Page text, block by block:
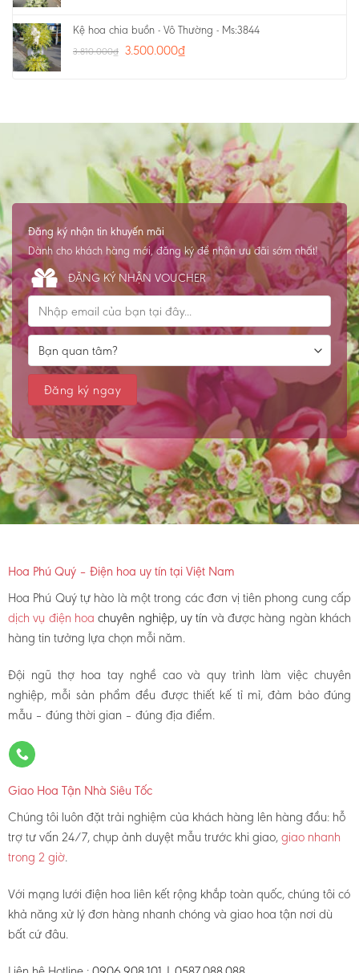
Kệ hoa chia buồn - Vô Thường - Ms:3844
3.810.000₫ 3.500.000₫
Đăng ký nhận tin khuyến mãi
Dành cho khách hàng mới, đăng ký để nhận ưu đãi sớm nhất!
ĐĂNG KÝ NHẬN VOUCHER
Hoa Phú Quý – Điện hoa uy tín tại Việt Nam
Hoa Phú Quý tự hào là một trong các đơn vị tiên phong cung cấp
dịch vụ điện hoachuyên nghiệp, uy tín và được hàng ngàn khách
hàng tin tưởng lựa chọn mỗi năm.
Đội ngũ thợ hoa tay nghề cao và quy trình làm việc chuyên
nghiệp, mỗi sản phẩm đều được thiết kế tỉ mỉ, đảm bảo đúng
mẫu – đúng thời gian – đúng địa điểm.
Giao Hoa Tận Nhà Siêu Tốc
Chúng tôi luôn đặt trải nghiệm của khách hàng lên hàng đầu: hỗ
trợ tư vấn 24/7, chụp ảnh duyệt mẫu trước khi giao,giao nhanh
trong 2 giờ.
Với mạng lưới điện hoa liên kết rộng khắp toàn quốc, chúng tôi có
khả năng xử lý đơn hàng nhanh chóng và giao hoa tận nơi dù
bất cứ đâu.